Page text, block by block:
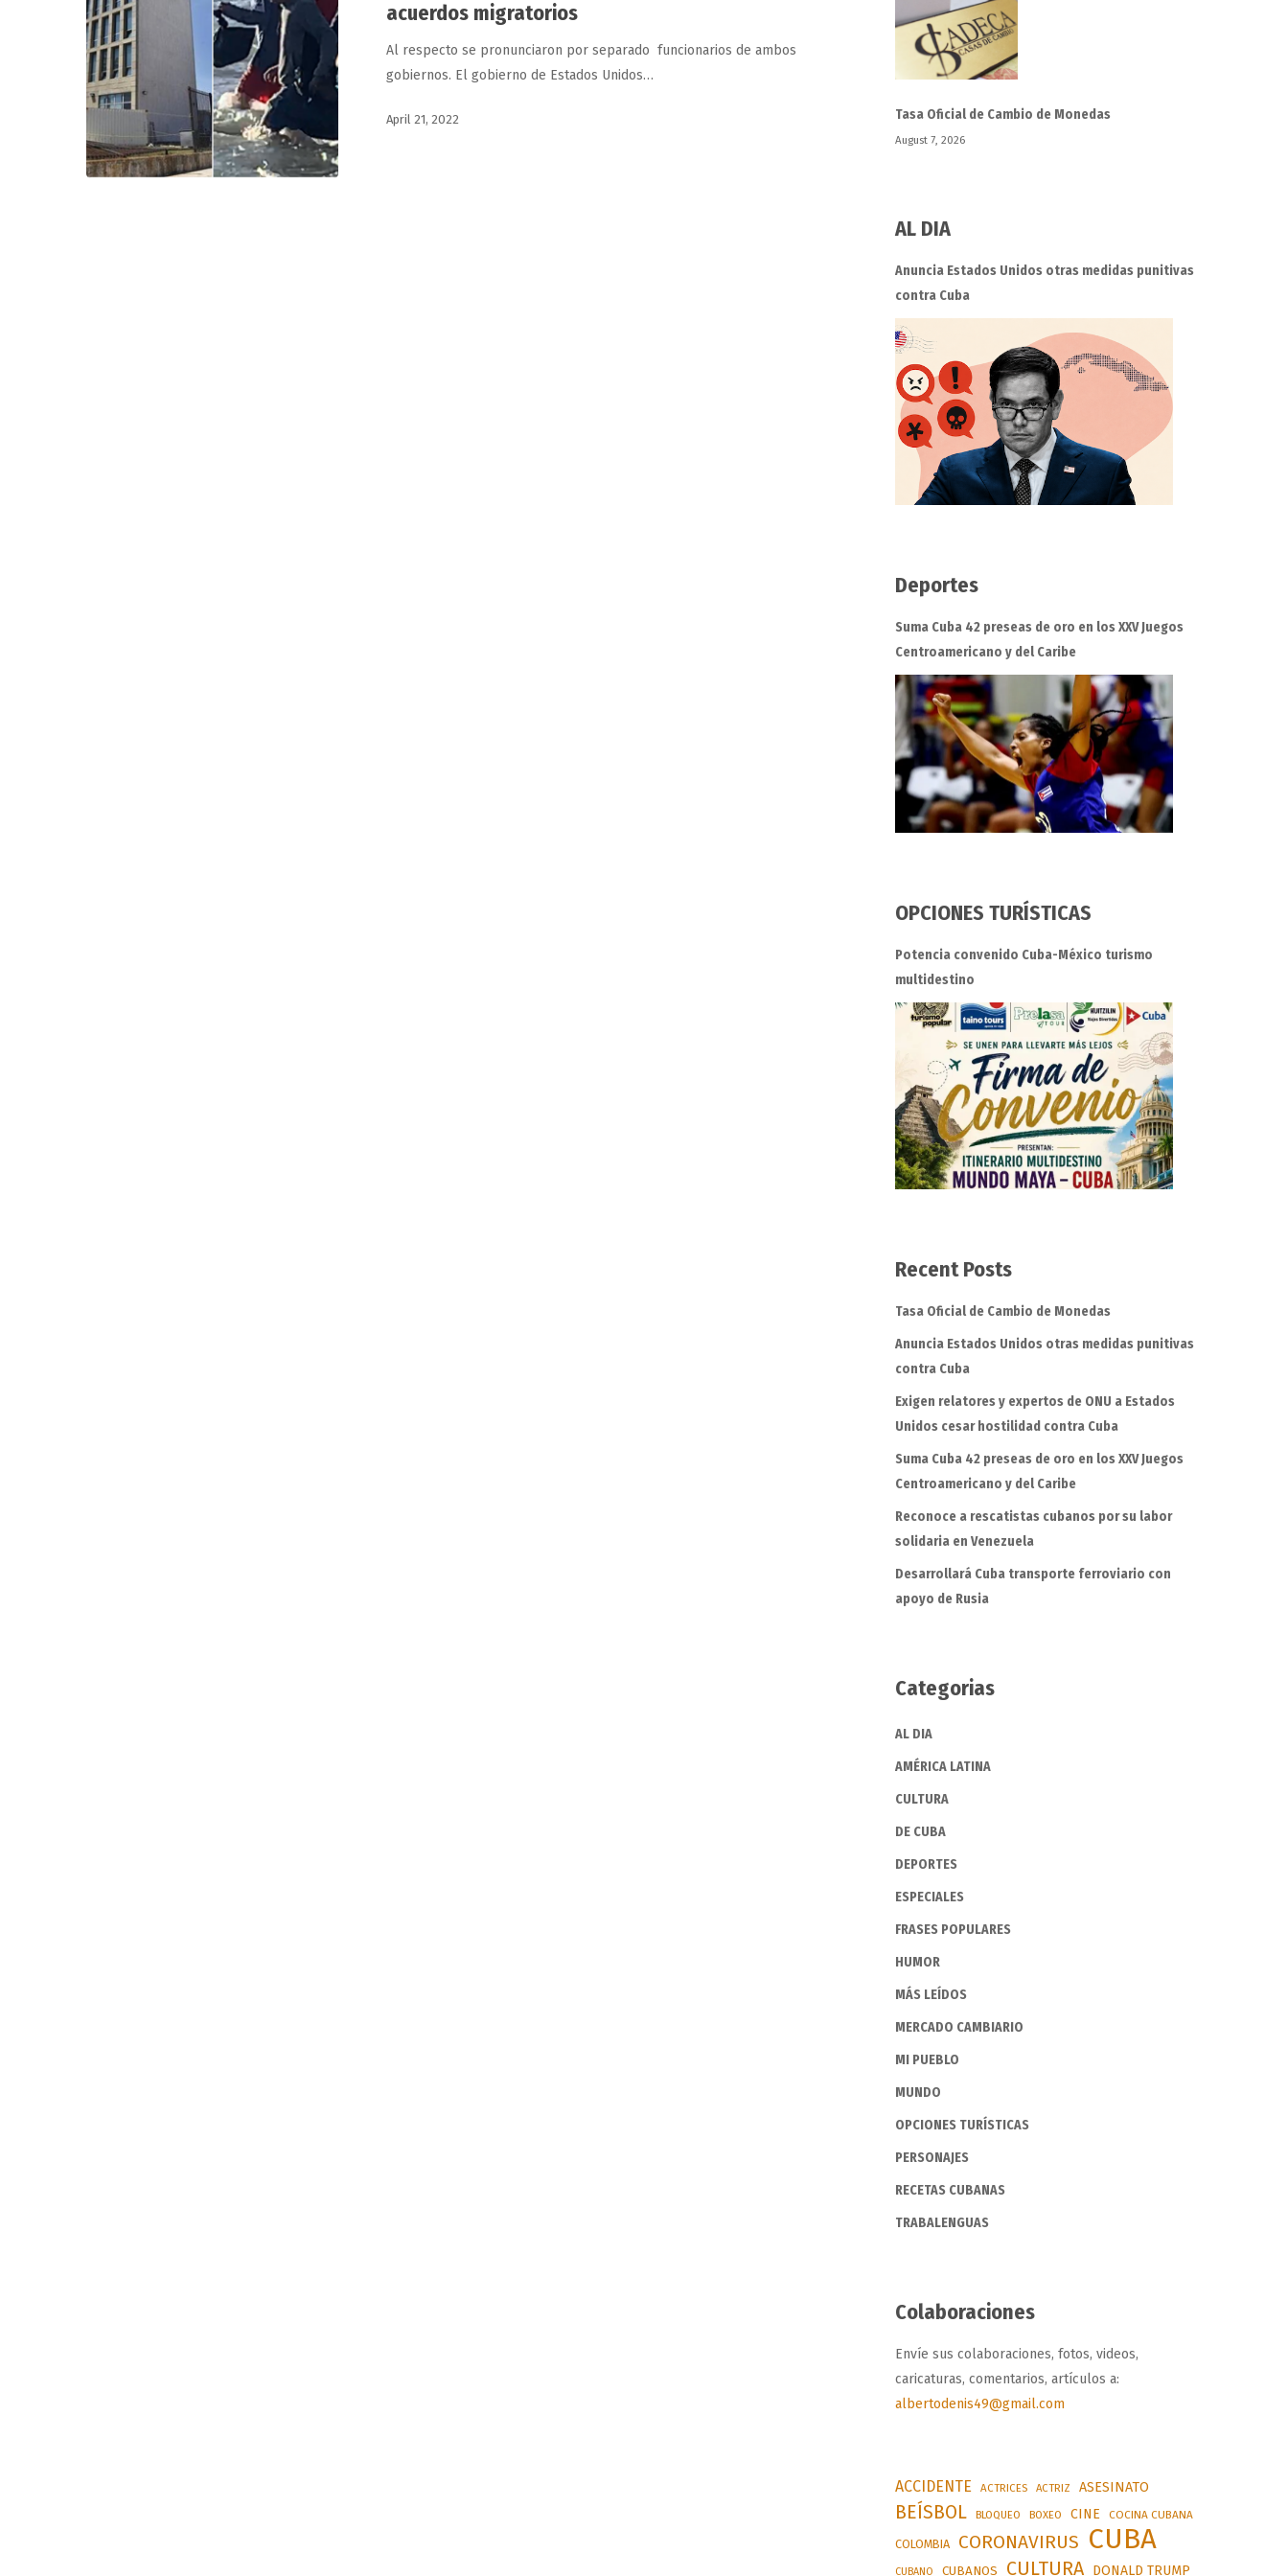
acuerdos
migratorios
acuerdos migratorios
Al respecto se pronunciaron por separado funcionarios de ambos
gobiernos. El gobierno de Estados Unidos…
April 21, 2022 Tasa Oficial de Cambio de Monedas
August 7, 2026
AL DIA
Anuncia Estados Unidos otras medidas punitivas
contra Cuba
Deportes
Suma Cuba 42 preseas de oro en los XXV Juegos
Centroamericano y del Caribe
OPCIONES TURÍSTICAS
Potencia convenido Cuba-México turismo
multidestino
Recent Posts
Tasa Oficial de Cambio de Monedas
Anuncia Estados Unidos otras medidas punitivas
contra Cuba
Exigen relatores y expertos de ONU a Estados
Unidos cesar hostilidad contra Cuba
Suma Cuba 42 preseas de oro en los XXV Juegos
Centroamericano y del Caribe
Reconoce a rescatistas cubanos por su labor
solidaria en Venezuela
Desarrollará Cuba transporte ferroviario con
apoyo de Rusia
Categorias
AL DIA
AMÉRICA LATINA
CULTURA
DE CUBA
DEPORTES
ESPECIALES
FRASES POPULARES
HUMOR
MÁS LEÍDOS
MERCADO CAMBIARIO
MI PUEBLO
MUNDO
OPCIONES TURÍSTICAS
PERSONAJES
RECETAS CUBANAS
TRABALENGUAS
Colaboraciones
Envíe sus colaboraciones, fotos, videos,
caricaturas, comentarios, artículos a:
albertodenis49@gmail.com
ACCIDENTE ACTRICES ACTRIZ ASESINATO
BEÍSBOL BLOQUEO BOXEO CINE COCINA CUBANA
COLOMBIA CORONAVIRUS CUBA
CUBANO CUBANOS CULTURA DONALD TRUMP